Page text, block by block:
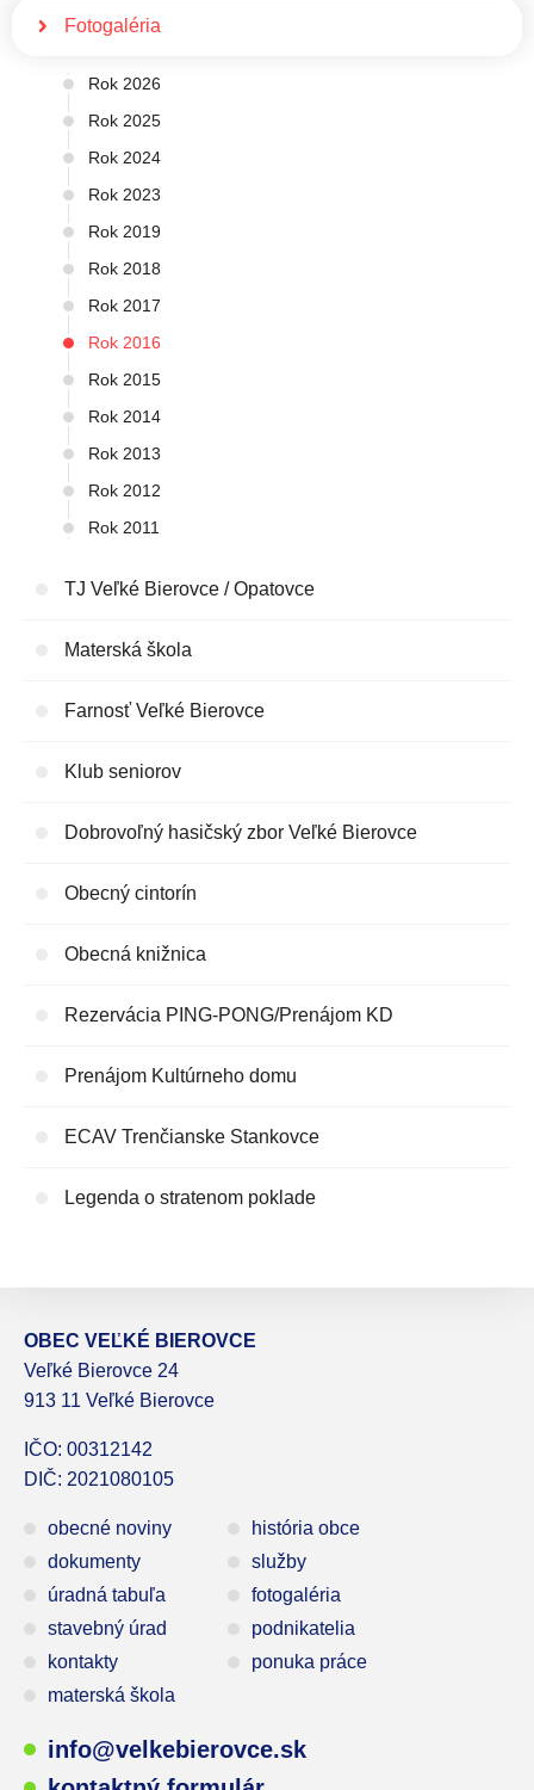
Fotogaléria
Rok 2026
Rok 2025
Rok 2024
Rok 2023
Rok 2019
Rok 2018
Rok 2017
Rok 2016
Rok 2015
Rok 2014
Rok 2013
Rok 2012
Rok 2011
TJ Veľké Bierovce / Opatovce
Materská škola
Farnosť Veľké Bierovce
Klub seniorov
Dobrovoľný hasičský zbor Veľké Bierovce
Obecný cintorín
Obecná knižnica
Rezervácia PING-PONG/Prenájom KD
Prenájom Kultúrneho domu
ECAV Trenčianske Stankovce
Legenda o stratenom poklade
OBEC VEĽKÉ BIEROVCE
Veľké Bierovce 24
913 11 Veľké Bierovce
IČO: 00312142
DIČ: 2021080105
obecné noviny
história obce
dokumenty
služby
úradná tabuľa
fotogaléria
stavebný úrad
podnikatelia
kontakty
ponuka práce
materská škola
info@velkebierovce.sk